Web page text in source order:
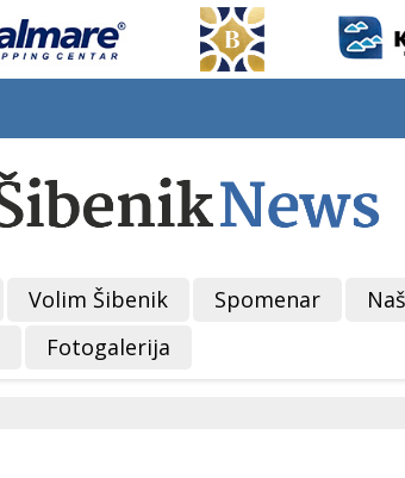
Volim Šibenik Spomenar
Fotogalerija